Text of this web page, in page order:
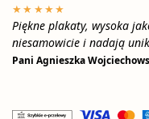
★★★★★
Piękne plakaty, wysoka
niesamowicie i nadają
Pani Agnieszka